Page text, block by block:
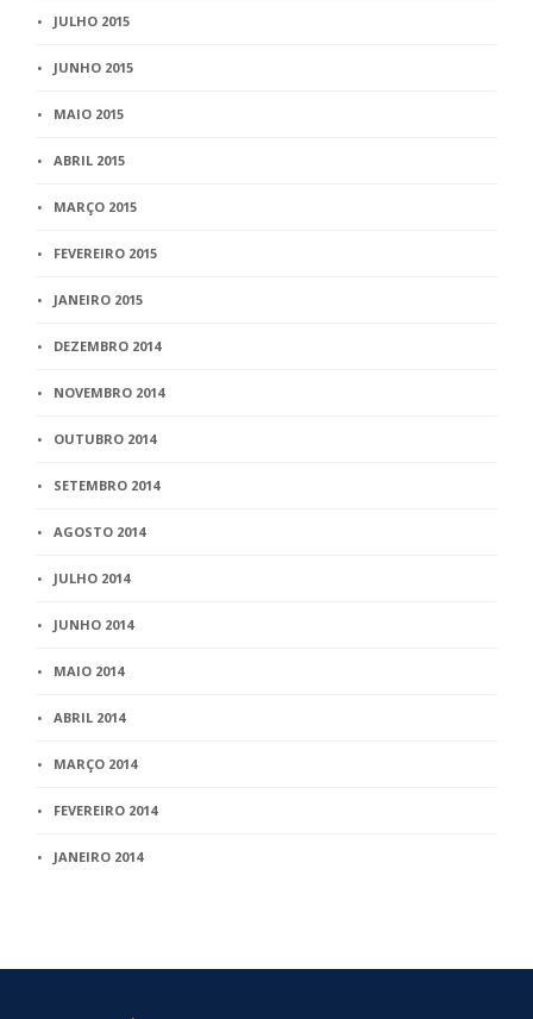
JULHO 2015
JUNHO 2015
MAIO 2015
ABRIL 2015
MARÇO 2015
FEVEREIRO 2015
JANEIRO 2015
DEZEMBRO 2014
NOVEMBRO 2014
OUTUBRO 2014
SETEMBRO 2014
AGOSTO 2014
JULHO 2014
JUNHO 2014
MAIO 2014
ABRIL 2014
MARÇO 2014
FEVEREIRO 2014
JANEIRO 2014